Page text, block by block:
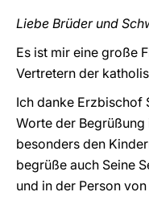
Liebe Brüder und
Es ist mir eine große
Vertretern der
Ich danke Erzbischof
Worte der
besonders den
begrüße auch Seine
und in der Person